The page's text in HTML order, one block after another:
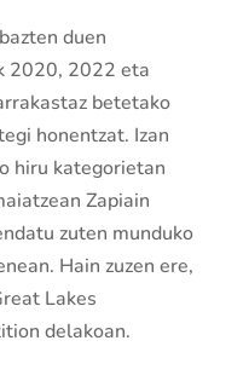
duen
2020, 2022 eta
betetako
honentzat. Izan
hiru kategorietan
Zapiain
zuten munduko
Hain zuzen ere,
Lakes
delakoan.